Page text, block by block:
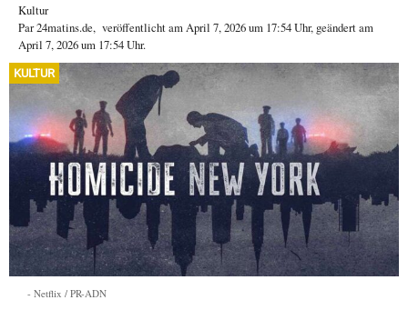
Kultur
Par24matins.de, veröffentlicht amApril 7, 2026um 17:54 Uhr, geändert am
April 7, 2026 um 17:54 Uhr.
KULTUR
Netflix / PR-ADN